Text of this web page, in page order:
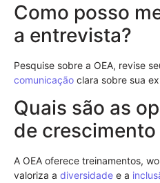
Como posso
a entrevista?
Pesquise sobre a OEA, revise
comunicação clara sobre sua
Quais são as
de crescimento
A OEA oferece treinamentos,
valoriza a diversidade e a